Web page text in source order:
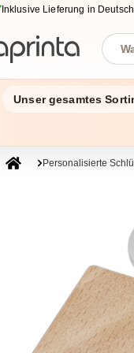
Inklusive Lieferung in
Unser gesamtes
Personalisierte